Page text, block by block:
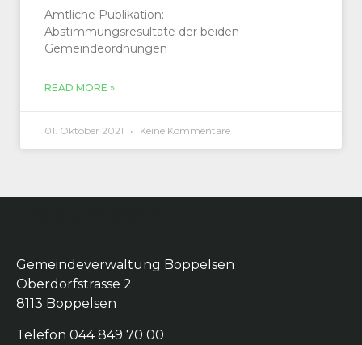
Amtliche Pub­lika­tion:
Abstim­mungsre­sul­tate der bei­den
Gemeindeordnungen
READ MORE »
01. Oktober 2021 Keine Kommentare
Gemeindeverwaltung Boppelsen
Oberdorfstrasse 2
8113 Boppelsen
Telefon 044 849 70 00